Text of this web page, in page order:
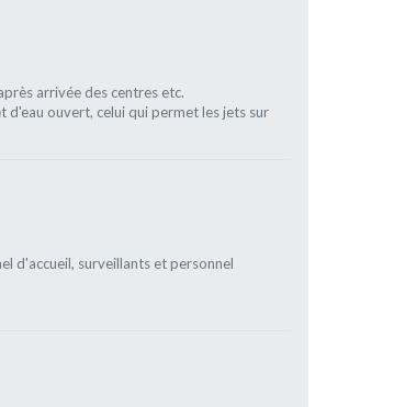
arrivée des centres etc.
ouvert, celui qui permet les jets sur
d'accueil, surveillants et personnel